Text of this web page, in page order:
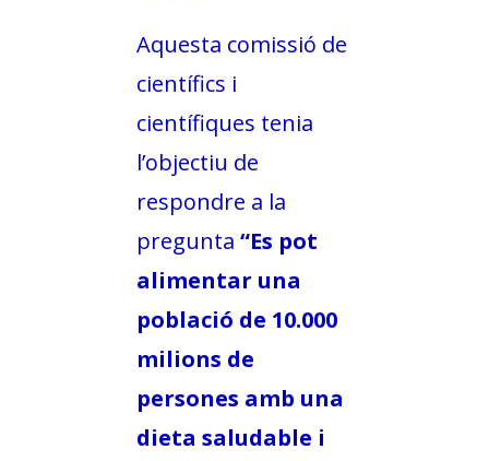
Aquesta comissió de
científics i
científiques tenia
l’objectiu de
respondre a la
pregunta “Es pot
alimentar una
població de 10.000
milions de
persones amb una
dieta saludable i